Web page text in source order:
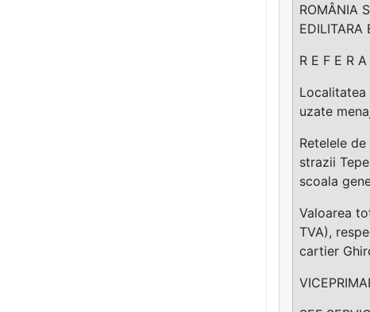
ROMÂNIA
EDILITARA
R E F E R
Localitatea
uzate
Retelele
strazii
scoala
Valoarea
TVA),
cartier